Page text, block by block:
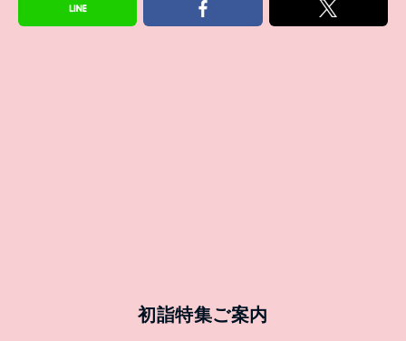
初詣特集ご案内